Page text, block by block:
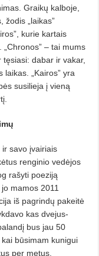
Graikų kalboje,
žodis „laikas”
kurie kartais
– tai mums
dabar ir vakar,
„Kairos” yra
susilieja į vieną
ir savo įvairiais
renginio vedėjos
rašyti poeziją
mamos 2011
iš pagrindų pakeitė
kas dvejus-
bus jau 50
būsimam kunigui
per metus.